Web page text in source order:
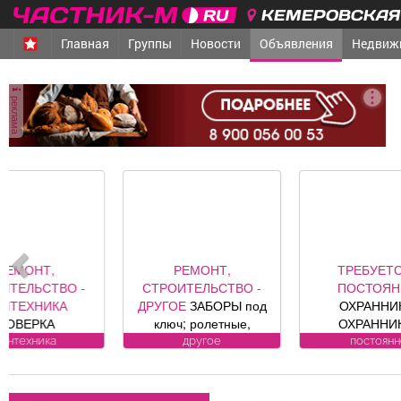
КЕМЕРОВСКАЯ
Главная Группы Новости Объявления
реклама
СТРОИТЕЛЬСТВО -
ДРУГОЕ
ЗАБОРЫ под
ключ; ролетные,
секционные ворота (от
представителя
компании DoorHan);
ПОСТОЯННО
ОХРАННИКИ,
ОХРАННИКИ-
ВОДИТЕЛИ Требования
Условия:
ЛИЦЕНЗИРОВАННЫЕ